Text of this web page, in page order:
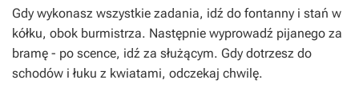
Gdy wykonasz wszystkie zadania, idź do fontanny i stań w
kółku, obok burmistrza. Następnie wyprowadź pijanego za
bramę - po scence, idź za służącym. Gdy dotrzesz do
schodów i łuku z kwiatami, odczekaj chwilę.